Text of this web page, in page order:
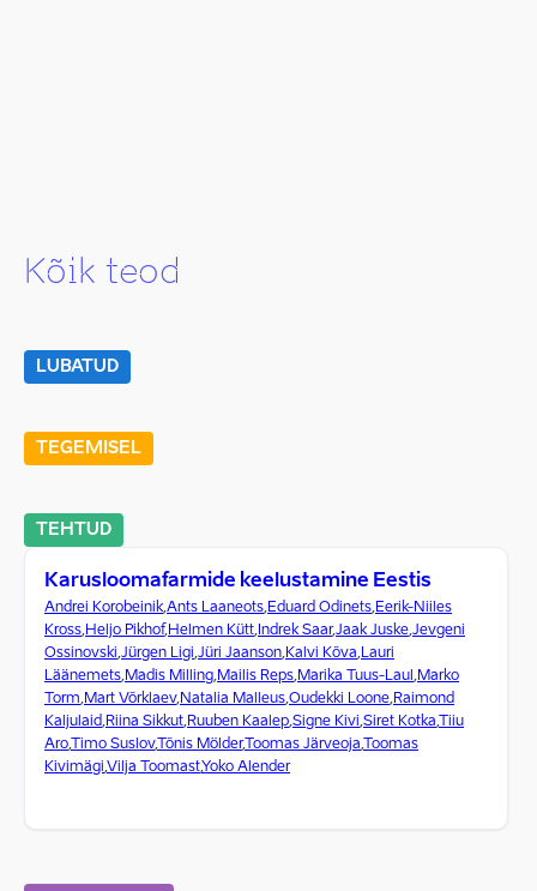
Kõik teod
LUBATUD
TEGEMISEL
TEHTUD
Karusloomafarmide keelustamine Eestis
Andrei Korobeinik,Ants Laaneots,Eduard Odinets,Eerik-Niiles
Kross,Heljo Pikhof,Helmen Kütt, Indrek Saar,Jaak Juske,Jevgeni
Ossinovski,Jürgen Ligi,Jüri Jaanson,Kalvi Kõva,Lauri
Läänemets,Madis Milling,Mailis Reps,Marika Tuus-Laul ,Marko
Torm,Mart Võrklaev,Natalia Malleus,Oudekki Loone,Raimond
Kaljulaid,Riina Sikkut,Ruuben Kaalep,Signe Kivi,Siret Kotka,Tiiu
Aro,Timo Suslov,Tõnis Mölder,Toomas Järveoja,Toomas
Kivimägi,Vilja ToomastYoko Alender